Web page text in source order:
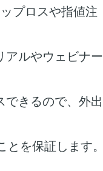
プロスや指値注
アルやウェビナー
できるので、外出
を保証します。